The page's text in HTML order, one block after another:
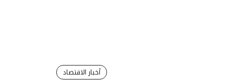
أخبار الاقتصاد